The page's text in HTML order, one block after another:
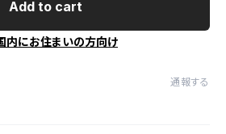
Add to cart
内にお住まいの方向け
通報する